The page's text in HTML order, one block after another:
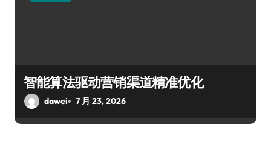
智能算法驱动营销渠道精准优化
dawei 7 月 23, 2026